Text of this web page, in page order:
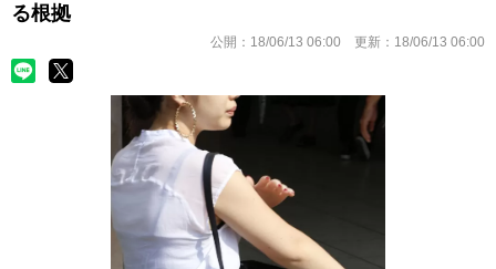
る根拠
公開： 18/06/13 06:00 更新： 18/06/13 06:00